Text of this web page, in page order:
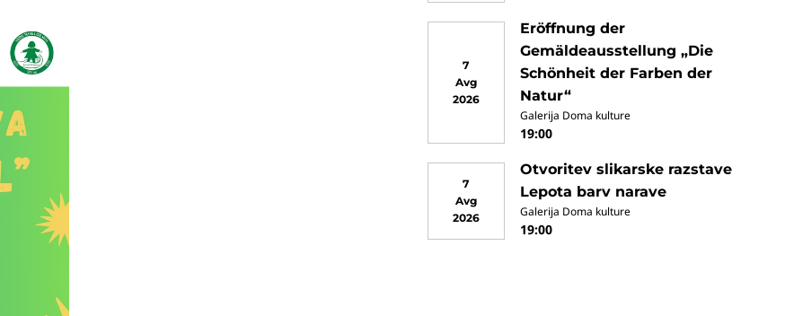
7
Avg
2026
Eröffnung der
Gemäldeausstellung „Die
Schönheit der Farben der
Natur“
Galerija Doma kulture
19:00
7
Avg
2026
Otvoritev slikarske razstave
Lepota barv narave
Galerija Doma kulture
19:00